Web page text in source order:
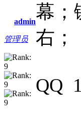
admin
管理员
幕；
右；
QQ